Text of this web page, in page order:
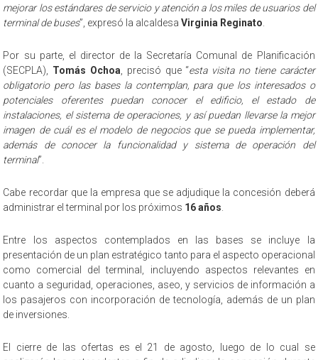
mejorar los estándares de servicio y atención a los miles de usuarios del
terminal de buses”, expresó la alcaldesaVirginia Reginato.
Por su parte, el director de la Secretaría Comunal de Planificación
(SECPLA), Tomás Ochoa, precisó que “esta visita no tiene carácter
obligatorio pero las bases la contemplan, para que los interesados o
potenciales oferentes puedan conocer el edificio, el estado de
instalaciones, el sistema de operaciones, y así puedan llevarse la mejor
imagen de cuál es el modelo de negocios que se pueda implementar,
además de conocer la funcionalidad y sistema de operación del
terminal”.
Cabe recordar que la empresa que se adjudique la concesión deberá
administrar el terminal por los próximos 16 años.
Entre los aspectos contemplados en las bases se incluye la
presentación de un plan estratégico tanto para el aspecto operacional
como comercial del terminal, incluyendo aspectos relevantes en
cuanto a seguridad, operaciones, aseo, y servicios de información a
los pasajeros con incorporación de tecnología, además de un plan
de inversiones.
El cierre de las ofertas es el 21 de agosto, luego de lo cual se